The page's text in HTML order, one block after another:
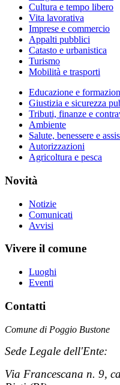
Cultura e tempo libero
Vita lavorativa
Imprese e commercio
Appalti pubblici
Catasto e urbanistica
Turismo
Mobilità e trasporti
Educazione e
Giustizia e sicurezza
Tributi, finanze e
Ambiente
Salute, benessere e
Autorizzazioni
Agricoltura e pesca
Novità
Notizie
Comunicati
Avvisi
Vivere il comune
Luoghi
Eventi
Contatti
Comune di Poggio Bustone
Sede Legale dell'Ente:
Via Francescana n. 9,